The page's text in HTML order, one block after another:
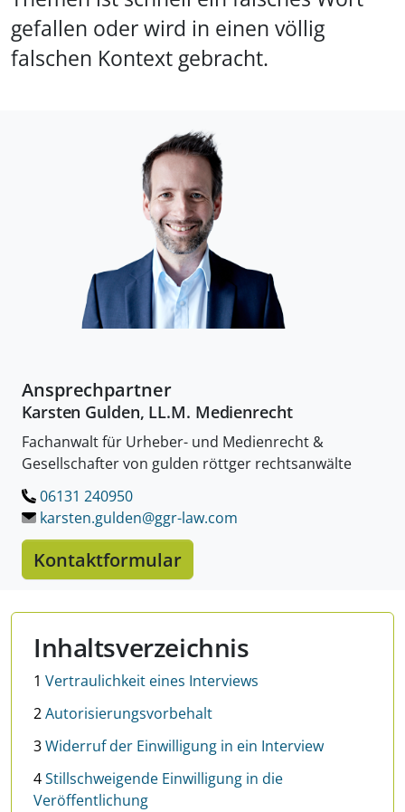
gefallen oder wird in einen völlig
falschen Kontext gebracht.
Ansprechpartner
Karsten Gulden, LL.M. Medienrecht
Fachanwalt für Urheber- und Medienrecht &
Gesellschafter von gulden röttger rechtsanwälte
06131 240950
karsten.gulden@ggr-law.LÖSCHEN.
com
Kontaktformular
Inhaltsverzeichnis
1 Vertraulichkeit eines Interviews
2Autorisierungsvorbehalt
3Widerruf der Einwilligung in ein Interview
4Stillschweigende Einwilligung in die
Veröffentlichung